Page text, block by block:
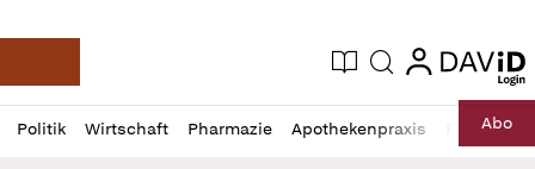
Deutsche Apotheker Zeitung
Aktuelle Ausgabe
Suche login
login
Politik Wirtschaft Pharmazie Apothekenpraxis RechtAbo
Profil
öffnen
Daz
Pur